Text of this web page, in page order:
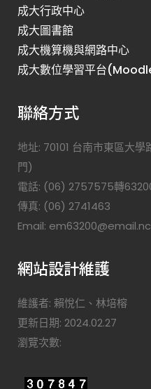
成大行政中心
成大圖書館
成大機算機與網路中心
成大數位學習平台
聯絡方式
地址: 70101 台南市東區大
門)
電話: (06) 2757575轉
傳真: (06) 2741463
Email:
網站設計維護
維護者: 賴悅仁、林培榕
更新日期: 2024.02.27
瀏覽次數: